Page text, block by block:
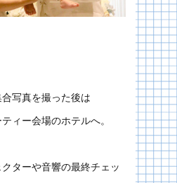
写真を撮った後は
ィー会場のホテルへ。
ターや音響の最終チェッ